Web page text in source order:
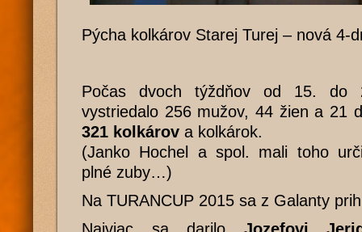
Pýcha kolkárov Starej Turej – nová 4-
Počas dvoch týždňov od 15. do
vystriedalo 256 mužov, 44 žien a 21
321 kolkárov a kolkárok.
(Janko Hochel a spol. mali toho
plné zuby…)
Na TURANCUP 2015 sa z Galanty